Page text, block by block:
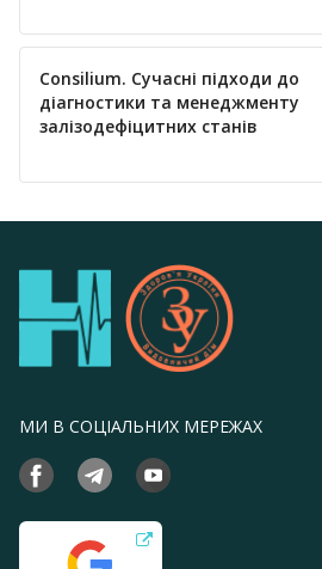
Consilium. Сучасні підходи до
діагностики та менеджменту
залізодефіцитних станів
МИ В СОЦІАЛЬНИХ МЕРЕЖАХ